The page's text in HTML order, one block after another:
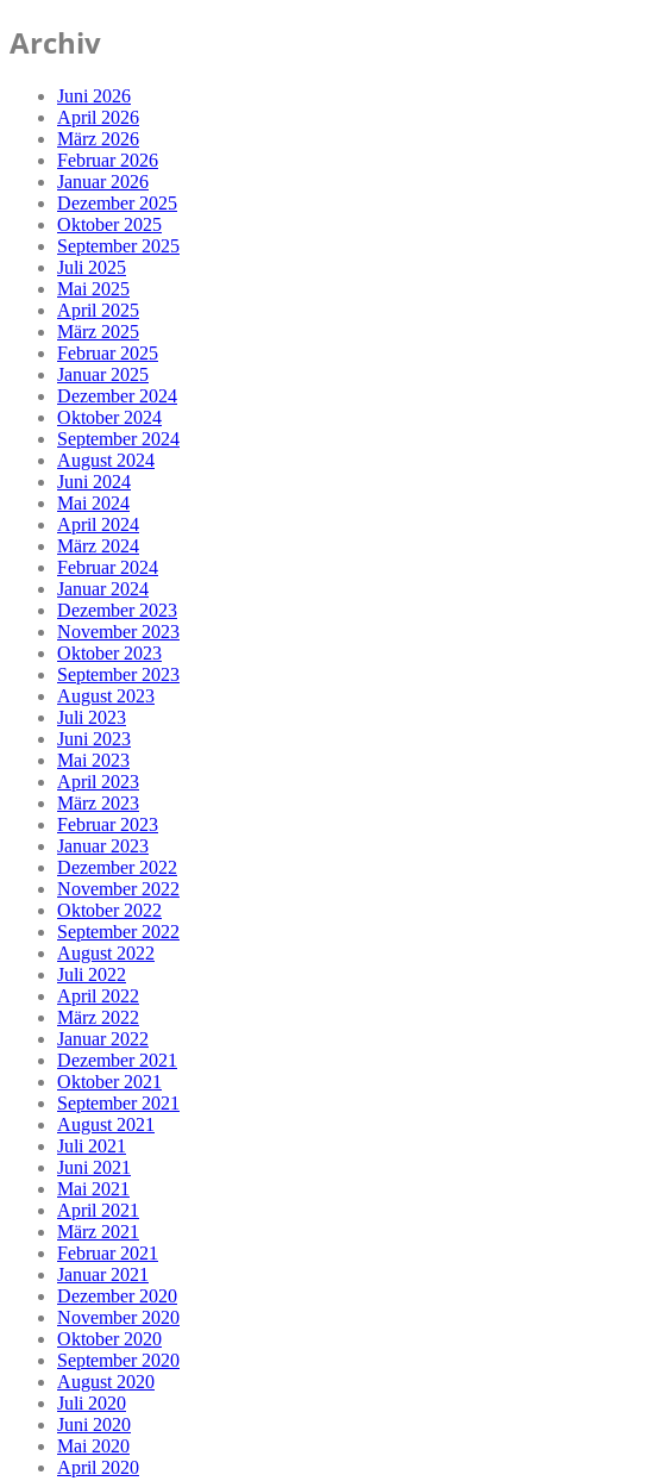
Archiv
Juni 2026
April 2026
März 2026
Februar 2026
Januar 2026
Dezember 2025
Oktober 2025
September 2025
Juli 2025
Mai 2025
April 2025
März 2025
Februar 2025
Januar 2025
Dezember 2024
Oktober 2024
September 2024
August 2024
Juni 2024
Mai 2024
April 2024
März 2024
Februar 2024
Januar 2024
Dezember 2023
November 2023
Oktober 2023
September 2023
August 2023
Juli 2023
Juni 2023
Mai 2023
April 2023
März 2023
Februar 2023
Januar 2023
Dezember 2022
November 2022
Oktober 2022
September 2022
August 2022
Juli 2022
April 2022
März 2022
Januar 2022
Dezember 2021
Oktober 2021
September 2021
August 2021
Juli 2021
Juni 2021
Mai 2021
April 2021
März 2021
Februar 2021
Januar 2021
Dezember 2020
November 2020
Oktober 2020
September 2020
August 2020
Juli 2020
Juni 2020
Mai 2020
April 2020